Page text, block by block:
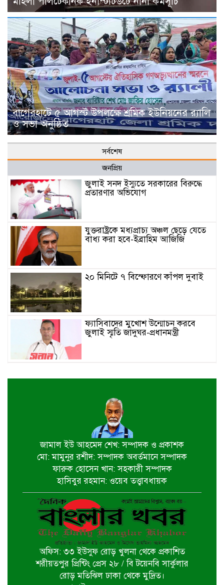
বাগেরহাটে ৫ আগস্ট উপলক্ষে শ্রমিক ইউনিয়নের র‌্যালি
ও সভা অনুষ্ঠিত
সর্বশেষ
জনপ্রিয়
জুলাই সনদ ইস্যুতে সরকারের বিরুদ্ধে
প্রতারণার অভিযোগ
যুক্তরাষ্ট্রকে মধ্যপ্রাচ্য অঞ্চল ছেড়ে যেতে
বাধ্য করা হবে-ইব্রাহিম আজিজি
২০ মিনিটে ৭ বিস্ফোরণে কাঁপল দুবাই
ফ্যাসিবাদের মুখোশ উন্মোচন করবে
জুলাই স্মৃতি জাদুঘর-প্রধানমন্ত্রী
সম্মান দেয়া রাষ্ট্রের পবিত্র দায়িত্ব-ভারপ্রাপ্ত
৫ আগস্ট স্বাধীনতাপ্রিয় মানুষের বিজয়ের
দিন-প্রধানমন্ত্রী
পাইকগাছায় জুলাই গণঅভ্যুত্থান দিবস
পালিত
বটিয়াঘাটায় জুলাই গণঅভ্যুত্থান দিবস
উপলক্ষ্যে পুরস্কার বিতরণ ও সভা অনুষ্ঠিত
দিঘলিয়ায় ট্রাক চাপায় নিহতের ঘটনায়
ঘাতক ট্রাক চালককে গ্রেফতার করেছে
র‍্যাব-৬
জামাল ইউ আহমেদ শেখ: সম্পাদক ও প্রকাশক
মো: মামুনুর রশীদ: সম্পাদক অবর্তমানে সম্পাদক
ফারুক হোসেন খান: সহকারী সম্পাদক
হাসিবুর রহমান: ওয়েব তত্ত্বাবধায়ক
অফিস: ৩৩ ইউসুফ রোড় খুলনা থেকে প্রকাশিত
শরীয়তপুর প্রিন্টিং প্রেস ২৮ / বি টয়েনবি সার্কুলার
রোড় মতিঝিল ঢাকা থেকে মুদ্রিত।